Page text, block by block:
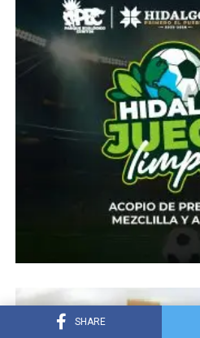
SHARE